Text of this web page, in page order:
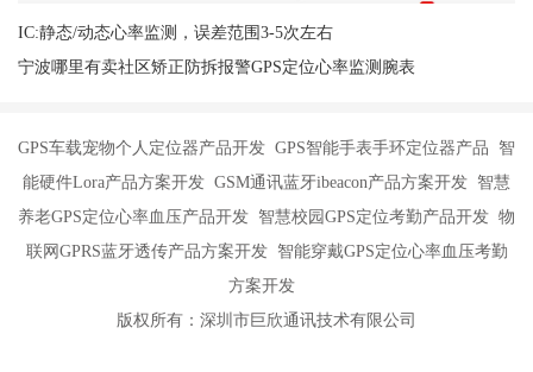
IC:静态/动态心率监测，误差范围3-5次左右
宁波哪里有卖社区矫正防拆报警GPS定位心率监测腕表
GPS车载宠物个人定位器产品开发 GPS智能手表手环定位器产品 智
能硬件Lora产品方案开发 GSM通讯蓝牙ibeacon产品方案开发 智慧
养老GPS定位心率血压产品开发 智慧校园GPS定位考勤产品开发 物
联网GPRS蓝牙透传产品方案开发 智能穿戴GPS定位心率血压考勤
方案开发
版权所有：深圳市巨欣通讯技术有限公司